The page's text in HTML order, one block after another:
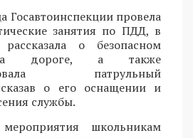
Госавтоинспекции провела
занятия по ПДД, в
о безопасном
дороге, а также
патрульный
о его оснащении и
службы.
школьникам